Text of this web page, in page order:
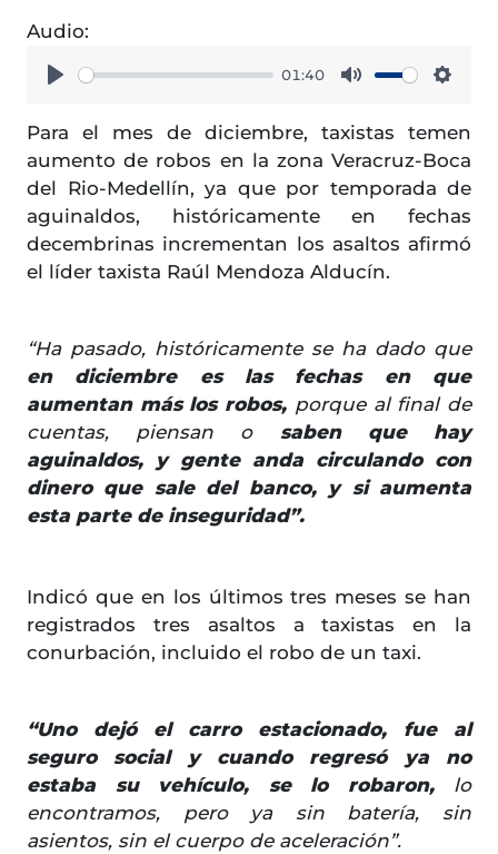
Audio:
01:40
Para el mes de diciembre, taxistas temen
aumento de robos en la zona Veracruz-Boca
del Rio-Medellín, ya que por temporada de
aguinaldos, históricamente en fechas
decembrinas incrementan los asaltos afirmó
el líder taxista Raúl Mendoza Alducín.
“Ha pasado, históricamente se ha dado que
en diciembre es las fechas en que
aumentan más los robos, porque al final de
cuentas, piensan o saben que hay
aguinaldos, y gente anda circulando con
dinero que sale del banco, y si aumenta
esta parte de inseguridad”.
Indicó que en los últimos tres meses se han
registrados tres asaltos a taxistas en la
conurbación, incluido el robo de un taxi.
“Uno dejó el carro estacionado, fue al
seguro social y cuando regresó ya no
estaba su vehículo, se lo robaron, lo
encontramos, pero ya sin batería, sin
asientos, sin el cuerpo de aceleración”.